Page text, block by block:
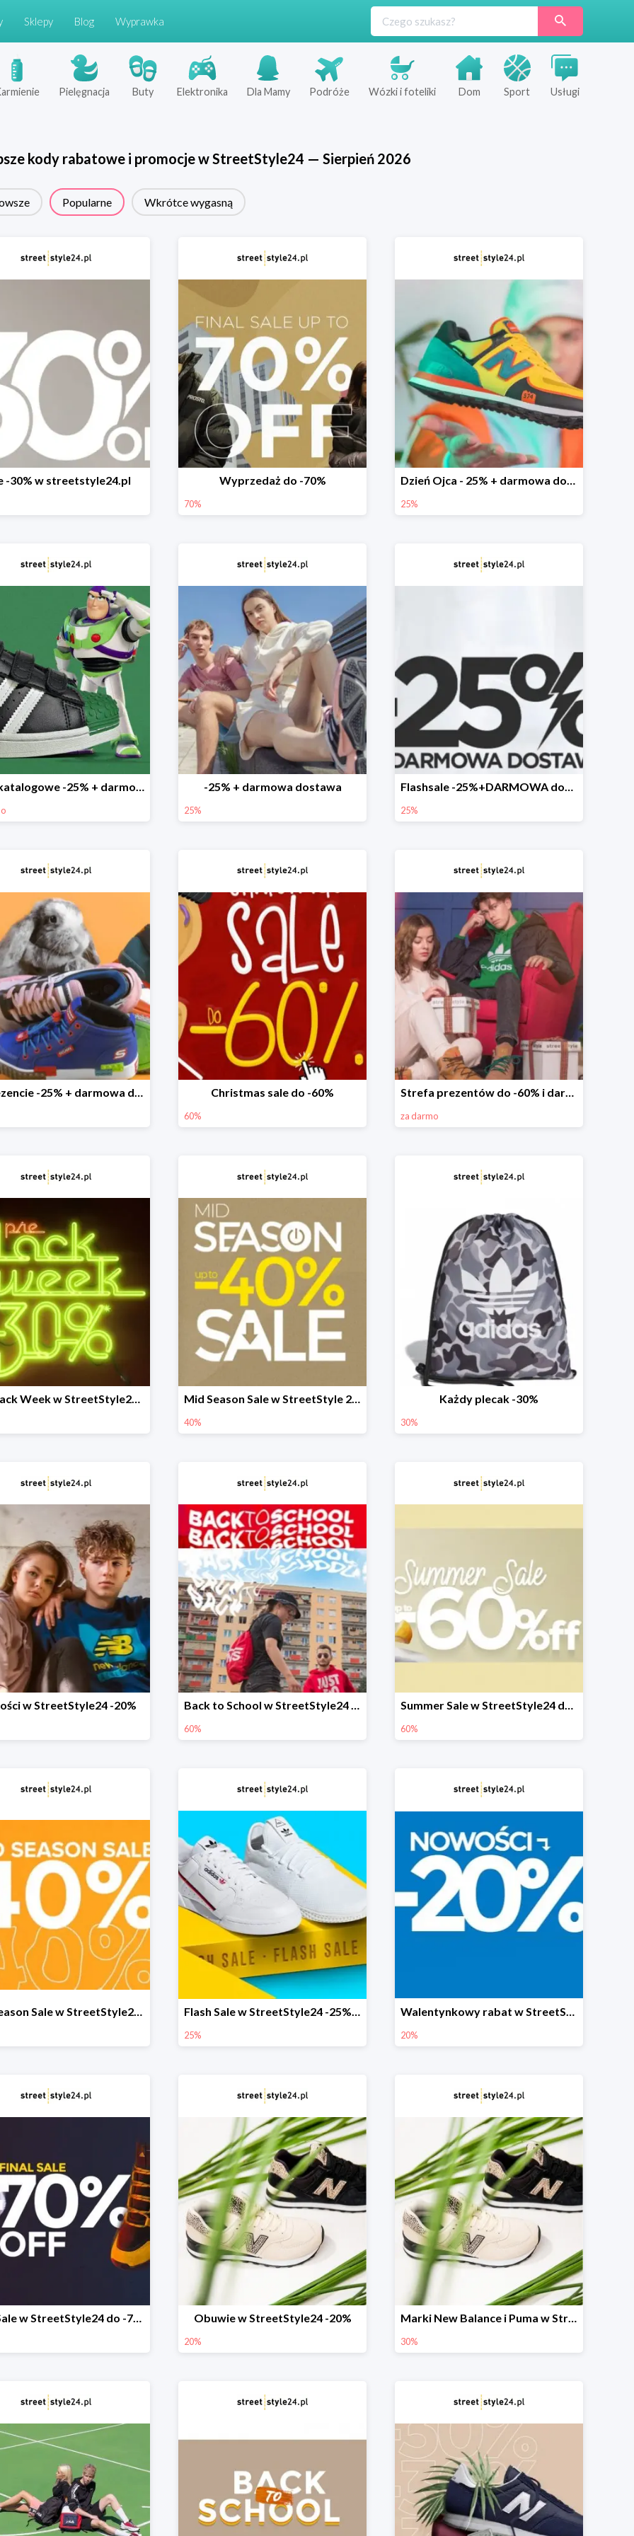
Sklepy Blog Wyprawka
Pielęgnacja Buty Elektronika Dla Mamy Podróże Wózki i foteliki Dom Sport Usługi
kody rabatowe i promocje wStreetStyle24 — Sierpień 2026
Popularne Wkrótce wygasną
-30% w streetstyle24.pl Wyprzedaż do -70%
70%
Dzień Ojca - 25% + darmowa dostawa
25%
Ceny katalogowe -25% + darmowa dostawa -25% + darmowa dostawa
25%
Flashsale -25%+DARMOWA dostawa
25%
W prezencie -25% + darmowa dostawa Christmas sale do -60%
60%
Strefa prezentów do -60% i darmowa dostawa
za darmo
Pre Black Week w StreetStyle24 -30% Mid Season Sale w StreetStyle 24 do -40%
40%
Każdy plecak -30%
30%
w StreetStyle24 -20% Back to School w StreetStyle24 do -60% plus bonusowe -30%
60%
Summer Sale w StreetStyle24 do -60%
60%
Mid Season Sale w StreetStyle24 do -40% Flash Sale w StreetStyle24 -25% + darmowa dostawa
25%
Walentynkowy rabat w StreetStyle24 -20%
20%
Final Sale w StreetStyle24 do -70% Obuwie w StreetStyle24 -20%
20%
Marki New Balance i Puma w StreetStyle24 -30%
30%